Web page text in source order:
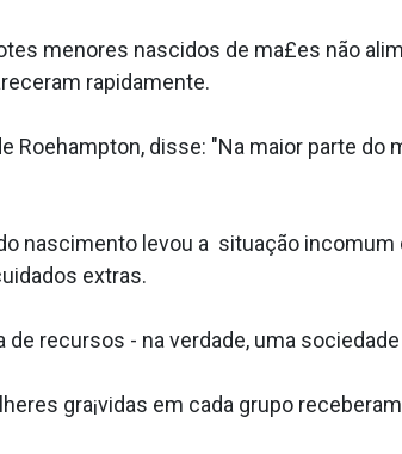
menores nascidos de ma£es não
rapidamente.
Roehampton, disse: "Na maior parte do
nascimento levou a situação incomum
extras.
recursos - na verdade, uma
gra¡vidas em cada grupo